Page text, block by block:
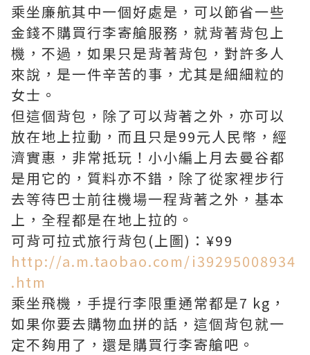
乘坐廉航其中一個好處是，可以節省一些
金錢不購買行李寄艙服務，就背著背包上
機，不過，如果只是背著背包，對許多人
來說，是一件辛苦的事，尤其是細細粒的
女士。
但這個背包，除了可以背著之外，亦可以
放在地上拉動，而且只是99元人民幣，經
濟實惠，非常抵玩！小小編上月去曼谷都
是用它的，質料亦不錯，除了從家裡步行
去等待巴士前往機場一程背著之外，基本
上，全程都是在地上拉的。
可背可拉式旅行背包(上圖)：¥99
http://a.m.taobao.com/i39295008934
.htm
乘坐飛機，手提行李限重通常都是7 kg，
如果你要去購物血拼的話，這個背包就一
定不夠用了，還是購買行李寄艙吧。